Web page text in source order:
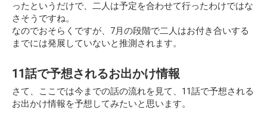
ったというだけで、二人は予定を合わせて行ったわけではな
さそうですね。
なのでおそらくですが、7月の段階で二人はお付き合いする
までには発展していないと推測されます。
11話で予想されるお出かけ情報
さて、ここでは今までの話の流れを見て、11話で予想される
お出かけ情報を予想してみたいと思います。